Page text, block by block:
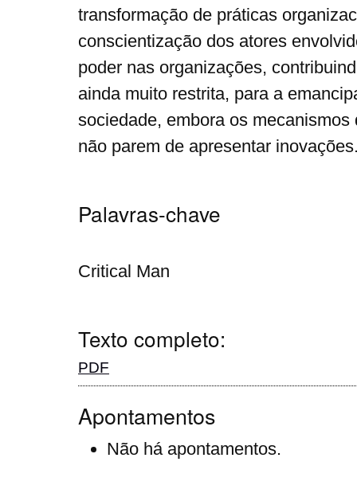
transformação de práticas
conscientização dos atores
poder nas organizações,
ainda muito restrita, para a
sociedade, embora os
não parem de apresentar
Palavras-chave
Critical Man
Texto completo:
PDF
Apontamentos
Não há apontamentos.